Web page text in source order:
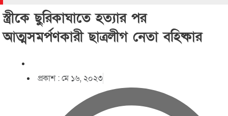
স্ত্রীকে ছুরিকাঘাতে হত্যার পর
আত্মসমর্পণকারী ছাত্রলীগ নেতা বহিষ্কার
প্রকাশ :মে ১৬, ২০২৩